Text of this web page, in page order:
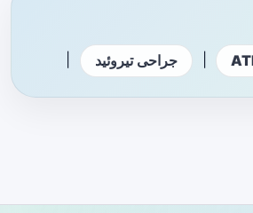
جراحی تیروئید